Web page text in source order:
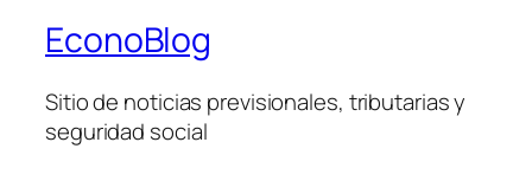
EconoBlog
Sitio de noticias previsionales, tributarias y
seguridad social